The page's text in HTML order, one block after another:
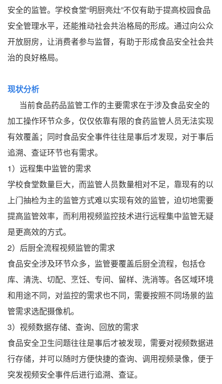
安全的监管。学校食堂“明厨亮灶”不仅有助于提高校园食品
安全管理水平，还能推动社会共治格局的形成。通过向公众
开放厨房，让消费者参与监督，有助于形成食品安全社会共
治的良好格局。
现状分析
当前食品药品监管工作的主要需求在于涉及食品安全的
加工操作环节众多，仅仅依靠有限的食药监管人员无法实现
有效覆盖；同时食品安全事件往往是事后才发现，对于事后
追溯、查证环节也有需求。
1）远程集中监管的需求
学校食堂数量巨大，而监管人员数量相对不足，靠现有的以
上门抽检为主的监管方式难以实现有效的监管，迫切地需要
提高监管效率，而利用视频监控技术进行远程集中监管无疑
是更高效的方式。
2）后厨全流程视频监管的需求
食品安全涉及环节众多，监管要覆盖后厨全流程，包括仓
库、清洗、切配、烹饪、专间、留样、洗消等。各区域环境
和用途不同，对监控的需求也不同，需要按照不同场景的监
管需求选配摄像机。
3）视频数据存储、查询、回放的需求
食品安全卫生问题往往是事后才被发现，需要对视频数据进
行存储，并可以随时方便快捷的查询、调用视频录像，便于
突发视频安全事件后进行追溯、查证。